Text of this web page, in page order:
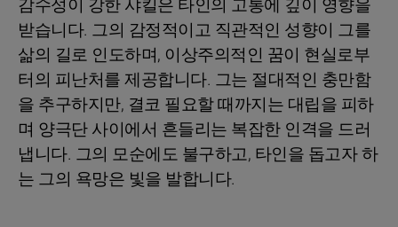
감수성이 강한 샤킬은 타인의 고통에 깊이 영향을
받습니다. 그의 감정적이고 직관적인 성향이 그를
삶의 길로 인도하며, 이상주의적인 꿈이 현실로부
터의 피난처를 제공합니다. 그는 절대적인 충만함
을 추구하지만, 결코 필요할 때까지는 대립을 피하
며 양극단 사이에서 흔들리는 복잡한 인격을 드러
냅니다. 그의 모순에도 불구하고, 타인을 돕고자 하
는 그의 욕망은 빛을 발합니다.